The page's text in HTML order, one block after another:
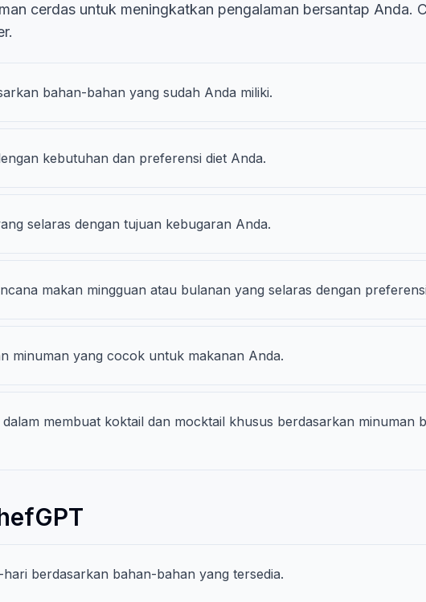
cerdas untuk meningkatkan pengalaman bersantap Anda.
bahan-bahan yang sudah Anda miliki.
kebutuhan dan preferensi diet Anda.
selaras dengan tujuan kebugaran Anda.
makan mingguan atau bulanan yang selaras dengan
minuman yang cocok untuk makanan Anda.
membuat koktail dan mocktail khusus berdasarkan
berdasarkan bahan-bahan yang tersedia.